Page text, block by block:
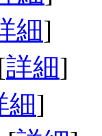
細]
詳細]
細]